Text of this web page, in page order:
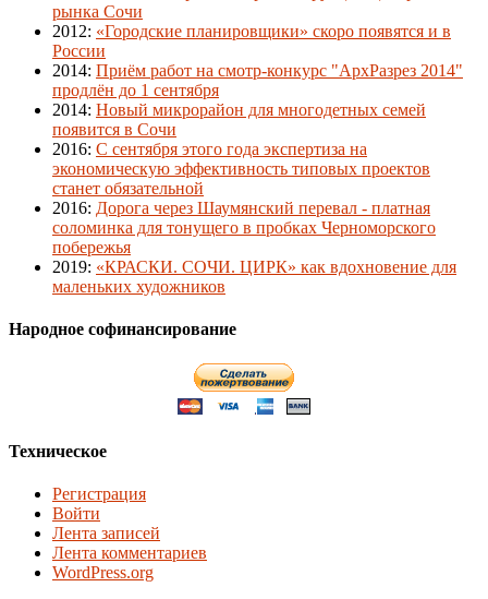
рынка Сочи
2012: «Городские планировщики» скоро появятся и в
России
2014: Приём работ на смотр-конкурс "АрхРазрез 2014"
продлён до 1 сентября
2014: Новый микрорайон для многодетных семей
появится в Сочи
2016: С сентября этого года экспертиза на
экономическую эффективность типовых проектов
станет обязательной
2016: Дорога через Шаумянский перевал - платная
соломинка для тонущего в пробках Черноморского
побережья
2019: «КРАСКИ. СОЧИ. ЦИРК» как вдохновение для
маленьких художников
Народное софинансирование
Техническое
Регистрация
Войти
Лента записей
Лента комментариев
WordPress.org